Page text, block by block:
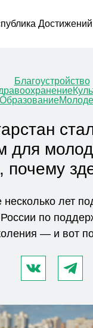
Благоустройство
Образование
для
почему
несколько лет
по
— и вот